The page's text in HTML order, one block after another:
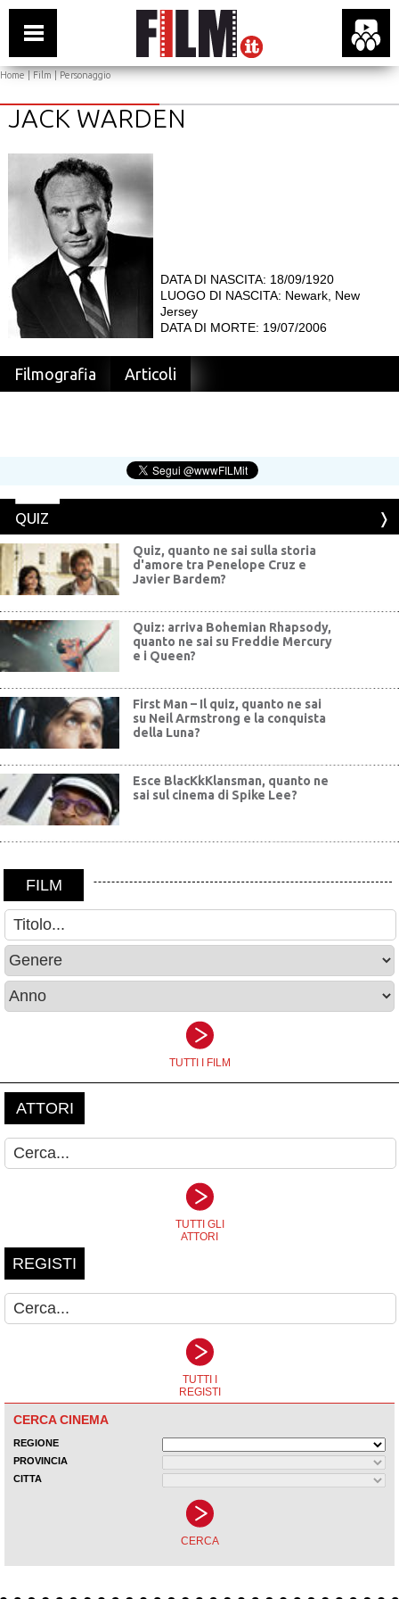
Home|Film| Personaggio
JACK WARDEN
DATA DI NASCITA: 18/09/1920
LUOGO DI NASCITA: Newark, New
Jersey
DATA DI MORTE: 19/07/2006
Filmografia Articoli
QUIZ
Quiz, quanto ne sai sulla storia
d'amore tra Penelope Cruz e
Javier Bardem?
Quiz: arriva Bohemian Rhapsody,
quanto ne sai su Freddie Mercury
e i Queen?
First Man – Il quiz, quanto ne sai
su Neil Armstrong e la conquista
della Luna?
Esce BlacKkKlansman, quanto ne
sai sul cinema di Spike Lee?